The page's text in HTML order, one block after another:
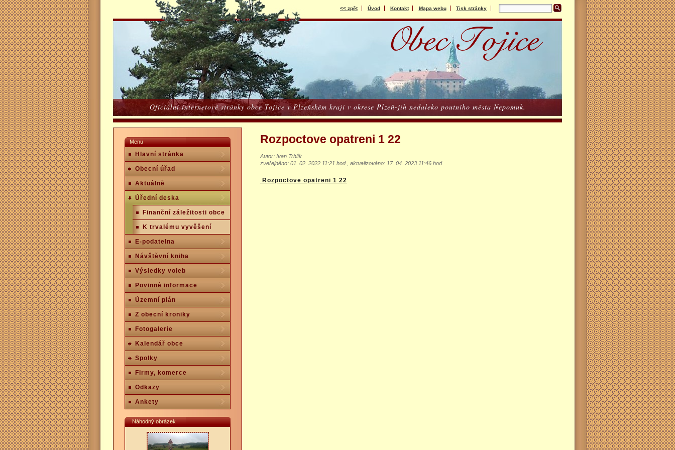
<< zpět Úvod Kontakt Mapa webu Tisk stránky
Oficiální internetové stránky obce Tojice v Plzeňském kraji v okrese Plzeň-jih nedaleko poutního města Nepomuk.
Rozpoctove opatreni 1 22
Autor: Ivan Trhlík
zveřejněno: 01. 02. 2022 11:21 hod.
aktualizováno: 17. 04. 2023 11:46 hod.
Rozpoctove opatreni 1 22
Menu
Hlavní stránka
Obecní úřad
Aktuálně
Úřední deska
Finanční záležitosti obce
K trvalému vyvěšení
E-podatelna
Návštěvní kniha
Výsledky voleb
Povinné informace
Územní plán
Z obecní kroniky
Fotogalerie
Kalendář obce
Spolky
Firmy, komerce
Odkazy
Ankety
Náhodný obrázek